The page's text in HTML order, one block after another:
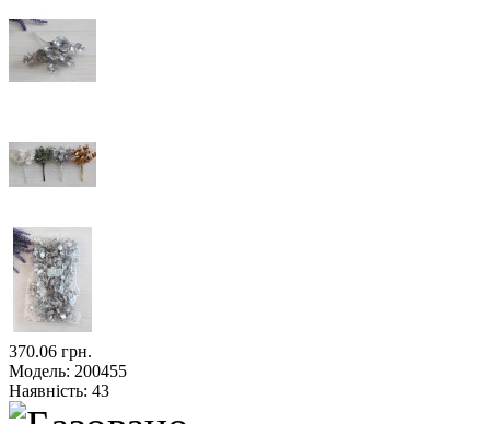
370.06 грн.
Модель: 200455
Наявність: 43